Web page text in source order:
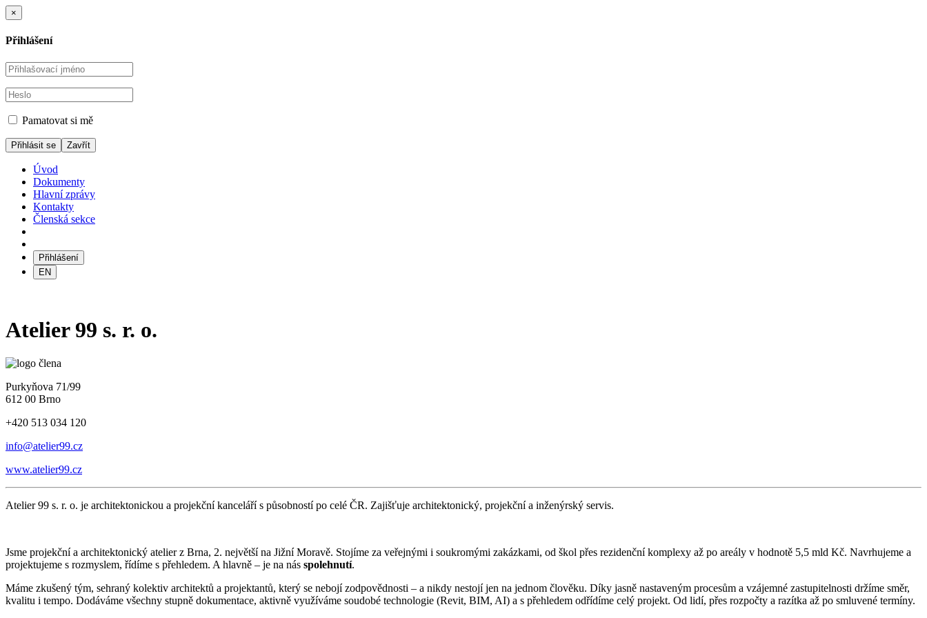
×
Přihlášení
Pamatovat si mě
Zavřít
Úvod
Dokumenty
Hlavní zprávy
Kontakty
Členská sekce
Přihlášení
EN
Atelier 99 s. r. o.
Purkyňova 71/99
612 00 Brno
+420 513 034 120
info@atelier99.cz
www.atelier99.cz
Atelier 99 s. r. o. je architektonickou a projekční kanceláří s působností po celé ČR. Zajišťuje architektonický, projekční a inženýrský servis.
Jsme projekční a architektonický atelier z Brna, 2. největší na Jižní Moravě. Stojíme za veřejnými i soukromými zakázkami, od škol přes rezidenční komplexy až po areály v hodnotě 5,5 mld Kč. Navrhujeme a
projektujeme s rozmyslem, řídíme s přehledem. A hlavně – je na nás spolehnutí.
Máme zkušený tým, sehraný kolektiv architektů a projektantů, který se nebojí zodpovědnosti – a nikdy nestojí jen na jednom člověku. Díky jasně nastaveným procesům a vzájemné zastupitelnosti držíme směr,
kvalitu i tempo. Dodáváme všechny stupně dokumentace, aktivně využíváme soudobé technologie (Revit, BIM, AI) a s přehledem odřídíme celý projekt. Od lidí, přes rozpočty a razítka až po smluvené termíny.